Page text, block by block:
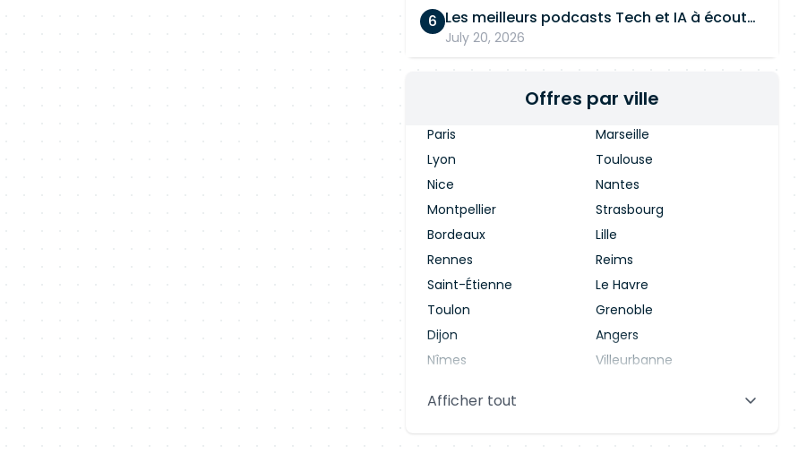
Les meilleurs podcasts Tech et IA à écouter en 2026
July 20, 2026
Offres par ville
Paris
Marseille
Lyon
Toulouse
Nice
Nantes
Montpellier
Strasbourg
Bordeaux
Lille
Rennes
Reims
Saint-Étienne
Le Havre
Toulon
Grenoble
Dijon
Angers
Nîmes
Villeurbanne
Aix-en-Provence
Afficher tout